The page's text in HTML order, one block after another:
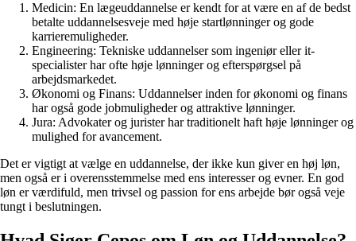
Medicin: En lægeuddannelse er kendt for at være en af de bedst
betalte uddannelsesveje med høje startlønninger og gode
karrieremuligheder.
Engineering: Tekniske uddannelser som ingeniør eller it-
specialister har ofte høje lønninger og efterspørgsel på
arbejdsmarkedet.
Økonomi og Finans: Uddannelser inden for økonomi og finans
har også gode jobmuligheder og attraktive lønninger.
Jura: Advokater og jurister har traditionelt haft høje lønninger og
mulighed for avancement.
Det er vigtigt at vælge en uddannelse, der ikke kun giver en høj løn,
men også er i overensstemmelse med ens interesser og evner. En god
løn er værdifuld, men trivsel og passion for ens arbejde bør også veje
tungt i beslutningen.